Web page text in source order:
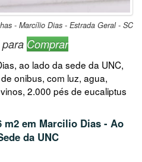
- Marcílio Dias - Estrada Geral - SC
Comprar
ao lado da sede da UNC,
onibus, com luz, agua,
2.000 pés de eucaliptus
m2 em Marcilio Dias - Ao
da UNC